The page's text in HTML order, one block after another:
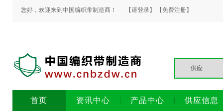
您好，欢迎来到中国编织带制造商！ 【请登录】 【免费注册】
首页 资讯中心 产品中心 供应信息